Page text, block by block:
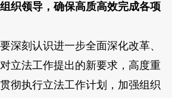
织领导，确保高质高效完成各项
刻认识进一步全面深化改革、
立法工作提出的新要求，高度重
彻执行立法工作计划，加强组织